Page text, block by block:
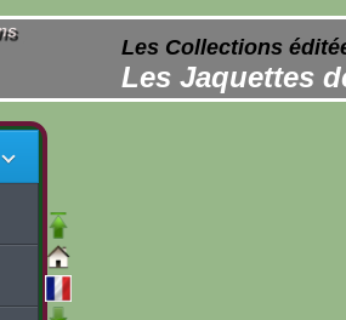
Les Collections
Les Jaquettes